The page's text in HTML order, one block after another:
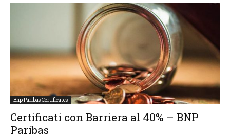
Bnp Paribas Certificates
Certificati con Barriera al 40% – BNP
Paribas